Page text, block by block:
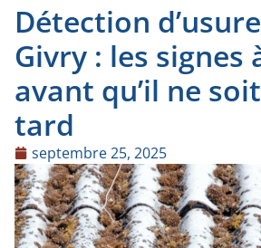
Détection
Givry : les signes
avant qu’il ne
tard
septembre 25, 2025